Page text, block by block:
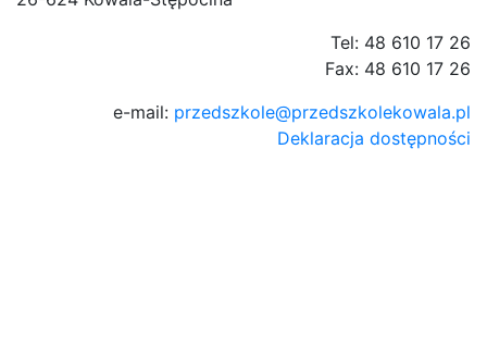
Tel: 48 610 17 26
Fax: 48 610 17 26
e-mail: przedszkole@przedszkolekowala.pl
Deklaracja dostępności